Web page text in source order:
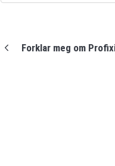
Forklar meg om